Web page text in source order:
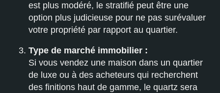
est plus modéré, le stratifié peut être une
option plus judicieuse pour ne pas surévaluer
votre propriété par rapport au quartier.
Type de marché immobilier :
Si vous vendez une maison dans un quartier
de luxe ou à des acheteurs qui recherchent
des finitions haut de gamme, le quartz sera